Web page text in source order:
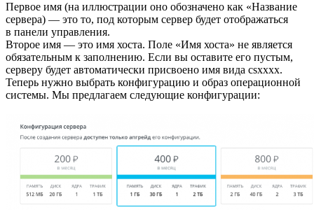
Первое имя (на иллюстрации оно обозначено как «Название
сервера) — это то, под которым сервер будет отображаться
в панели управления.
Второе имя — это имя хоста. Поле «Имя хоста» не является
обязательным к заполнению. Если вы оставите его пустым,
серверу будет автоматически присвоено имя вида csxxxx.
Теперь нужно выбрать конфигурацию и образ операционной
системы. Мы предлагаем следующие конфигурации: